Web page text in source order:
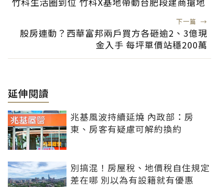
下一篇 →
股房連動？西華富邦兩戶買方各砸逾2、3億現
金入手 每坪單價站穩200萬
延伸閱讀
兆基風波持續延燒 內政部：房
東、房客有疑慮可解約換約
別搞混！房屋稅、地價稅自住規定
差在哪 別以為有設籍就有優惠